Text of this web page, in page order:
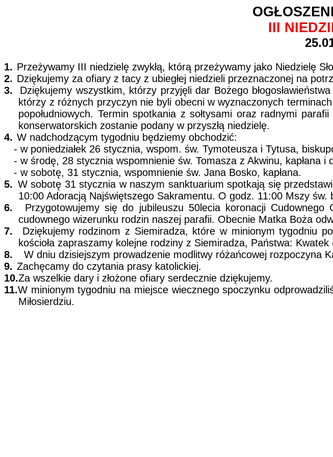
III
1. Przeżywamy III niedzielę zwykłą, którą przeżywamy jako Niedzielę
2. Dziękujemy za ofiary z tacy z ubiegłej niedzieli przeznaczonej na
3.
Dziękujemy wszystkim, którzy przyjęli dar Bożego
którzy z różnych przyczyn nie byli obecni w wyznaczonych
popołudniowych. Termin spotkania z sołtysami oraz radnymi
konserwatorskich zostanie podany w przyszłą niedzielę.
4. W nadchodzącym tygodniu będziemy obchodzić:
- w poniedziałek 26 stycznia, wspom. św. Tymoteusza i Tytusa,
- w środę, 28 stycznia wspomnienie św. Tomasza z Akwinu, kapłana i
- w sobotę, 31 stycznia, wspomnienie św. Jana Bosko, kapłana.
5. W sobotę 31 stycznia w naszym sanktuarium spotkają się
10:00 Adoracją Najświętszego Sakramentu. O godz. 11:00 Mszy
6.
Przygotowujemy się do jubileuszu 50lecia koronacji
cudownego wizerunku rodzin naszej parafii. Obecnie Matka Boża
7.
Dziękujemy rodzinom z Siemiradza, które w minionym tygodniu
kościoła zapraszamy kolejne rodziny z Siemiradza, Państwa:
8.
W dniu dzisiejszym prowadzenie modlitwy różańcowej rozpoczyna
9. Zachęcamy do czytania prasy katolickiej.
10.Za wszelkie dary i złożone ofiary serdecznie dziękujemy.
11.W minionym tygodniu na miejsce wiecznego spoczynku
Miłosierdziu.